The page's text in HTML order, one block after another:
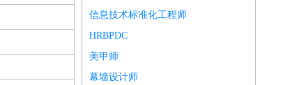
信息技术标准化工程师
HRBPDC
美甲师
幕墙设计师